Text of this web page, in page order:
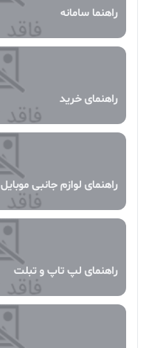
راهنما سامانه
راهنمای خرید
راهنمای لوازم جانبی موبایل
راهنمای لپ تاپ و تبلت